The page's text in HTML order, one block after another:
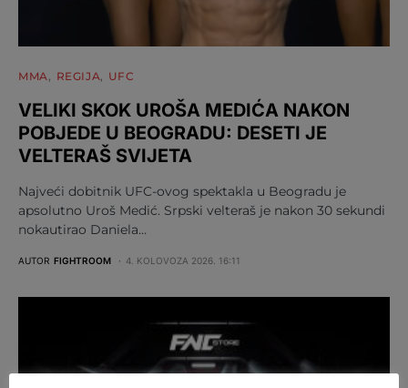
MMA REGIJA UFC
VELIKI SKOK UROŠA MEDIĆA NAKON
POBJEDE U BEOGRADU: DESETI JE
VELTERAŠ SVIJETA
Najveći dobitnik UFC-ovog spektakla u Beogradu je
apsolutno Uroš Medić. Srpski velteraš je nakon 30 sekundi
nokautirao Daniela…
AUTOR FIGHTROOM 4. KOLOVOZA 2026. 16:11